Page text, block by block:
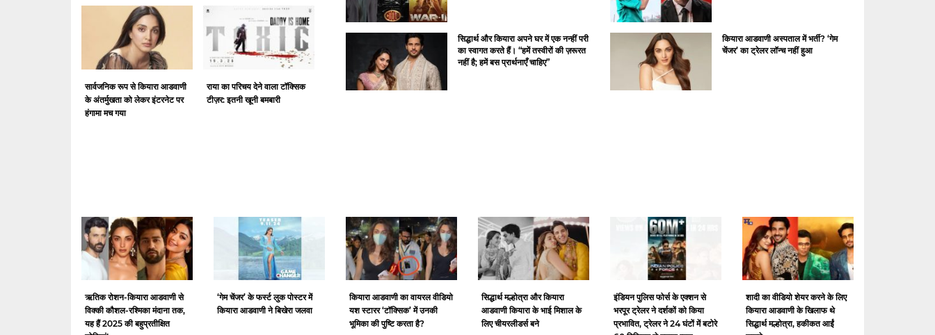
सार्वजनिक रूप से कियारा आडवाणी
के अंतर्मुखता को लेकर इंटरनेट पर
हंगामा मच गया
राया का परिचय देने वाला टॉक्सिक
टीज़र: इतनी खूनी बमबारी
सिद्धार्थ और कियारा अपने घर में एक नन्हीं परी
का स्वागत करते हैं। “हमें तस्वीरों की ज़रूरत
नहीं है; हमें बस प्रार्थनाएँ चाहिए”
कियारा आडवाणी अस्पताल में भर्ती? ‘गेम
चेंजर’ का ट्रेलर लॉन्च नहीं हुआ
ऋतिक रोशन-कियारा आडवाणी से
विक्की कौशल-रश्मिका मंदाना तक,
यह हैं 2025 की बहुप्रतीक्षित
‘गेम चेंजर’ के फर्स्ट लुक पोस्टर में
कियारा आडवाणी ने बिखेरा जलवा
कियारा आडवाणी का वायरल वीडियो
यश स्टारर ‘टॉक्सिक’ में उनकी
भूमिका की पुष्टि करता है?
सिद्धार्थ मल्होत्रा ​​और कियारा
आडवाणी कियारा के भाई मिशाल के
लिए चीयरलीडर्स बने
इंडियन पुलिस फोर्स के एक्शन से
भरपूर ट्रेलर ने दर्शकों को किया
प्रभावित, ट्रेलर ने 24 घंटों में बटोरे
शादी का वीडियो शेयर करने के लिए
कियारा आडवाणी के खिलाफ थे
सिद्धार्थ मल्होत्रा, हकीकत आईं